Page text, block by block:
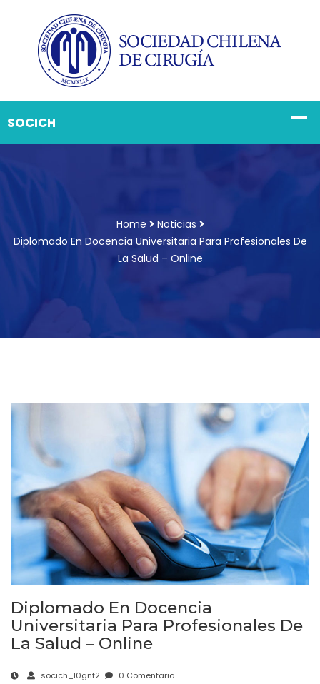
Home
Noticias
Diplomado En Docencia Universitaria Para Profesionales De
La Salud – Online
Diplomado En Docencia
Universitaria Para Profesionales De
La Salud – Online
socich_l0gnt2 0 Comentario